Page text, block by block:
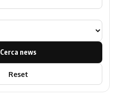
Cerca news
Reset